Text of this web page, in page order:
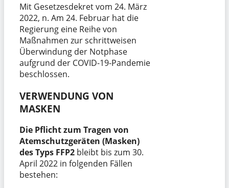
Mit Gesetzesdekret vom 24. März
2022, n. Am 24. Februar hat die
Regierung eine Reihe von
Maßnahmen zur schrittweisen
Überwindung der Notphase
aufgrund der COVID-19-Pandemie
beschlossen.
VERWENDUNG VON
MASKEN
Die Pflicht zum Tragen von
Atemschutzgeräten (Masken)
des Typs FFP2 bleibt bis zum 30.
April 2022 in folgenden Fällen
bestehen: